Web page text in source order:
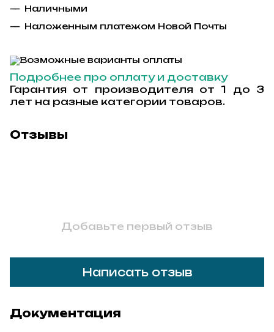
Наличными
Наложенным платежом Новой Почты
Подробнее про оплату и доставку
Гарантия от производителя от 1 до 3
лет на разные категории товаров.
Отзывы
Добавьте первый отзыв
Написать отзыв
Документация